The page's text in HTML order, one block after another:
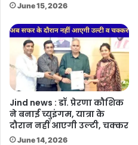
June 15, 2026
Jind news : डॉ. प्रेरणा कौशिक
ने बनाई च्युइंगम, यात्रा के
दौरान नहीं आएगी उल्टी, चक्कर
June 14, 2026